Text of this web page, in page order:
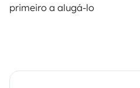
primeiro a alugá-lo